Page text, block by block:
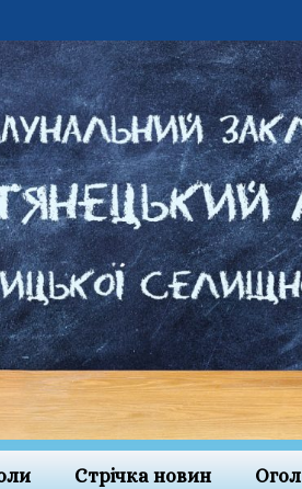
Стрічка новин